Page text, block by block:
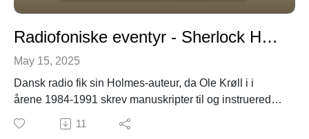
Radiofoniske eventyr - Sherlock Holmes i dansk radiodramatik - 3. episode
May 15, 2025
Dansk radio fik sin Holmes-auteur, da Ole Krøll i i
årene 1984-1991 skrev manuskripter til og instruerede i
alt fem af Conan Doyles fortællinger. Hans Holmes-spil
blev de sidste, der blev lavet til Danmarks Radio; men
11